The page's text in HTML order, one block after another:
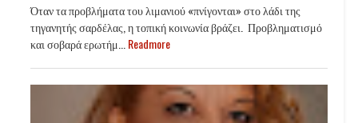
Όταν τα προβλήματα του λιμανιού «πνίγονται» στο λάδι της
τηγανητής σαρδέλας, η τοπική κοινωνία βράζει. Προβληματισμό
και σοβαρά ερωτήμ... Readmore